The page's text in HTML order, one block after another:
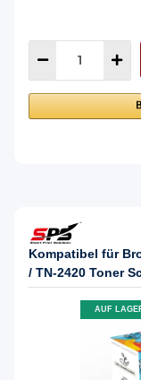
Kompatibel für
/ TN-2420 Toner
AUF